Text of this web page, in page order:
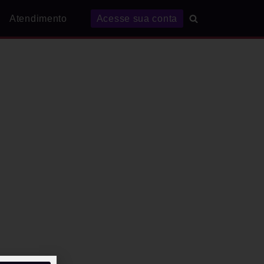
Atendimento Acesse sua conta